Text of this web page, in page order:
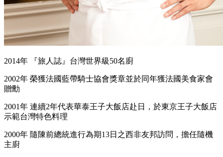
2014年 『旅人誌』台灣世界級50名廚
2002年 榮獲法國藍帶騎士協會獎章並於同年獲法國美食家會
贈勳
2001年 連續2年代表華泰王子大飯店赴日，於東京王子大飯店
示範台灣特色料理
2000年 隨陳前總統進行為期13日之西非友邦訪問，擔任隨機
主廚